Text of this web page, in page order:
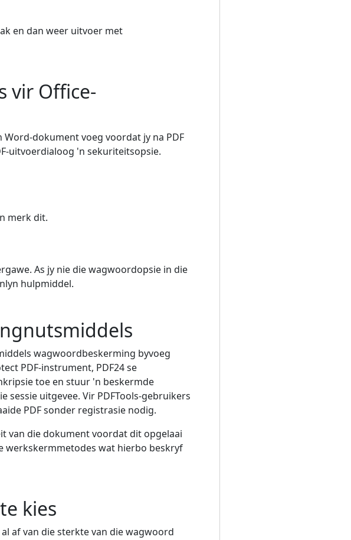
en dan weer uitvoer met
vir Office-
dokument voeg voordat jy na PDF
uitvoerdialoog 'n sekuriteitsopsie.
merk dit.
As jy nie die wagwoordopsie in die
hulpmiddel.
wagwoordbeskerming byvoeg
PDF-instrument, PDF24 se
toe en stuur 'n beskermde
uitgevee. Vir PDFTools-gebruikers
PDF sonder registrasie nodig.
van die dokument voordat dit opgelaai
werkskermmetodes wat hierbo beskryf
kies
af van die sterkte van die wagwoord